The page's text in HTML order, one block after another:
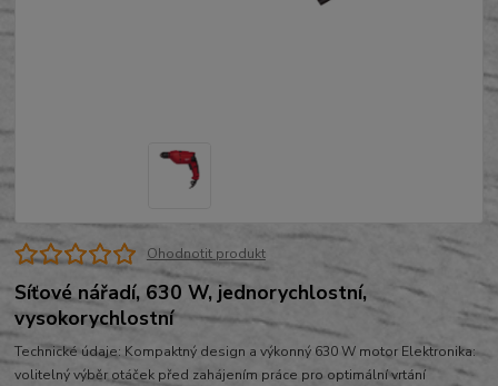
Ohodnotit produkt
Síťové nářadí, 630 W, jednorychlostní,
vysokorychlostní
Technické údaje: Kompaktný design a výkonný 630 W motor Elektronika:
volitelný výběr otáček před zahájením práce pro optimální vrtání